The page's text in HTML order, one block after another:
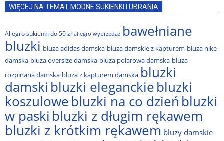
WIĘCEJ NA TEMAT MODNE SUKIENKI I UBRANIA
Allegro sukienki do 50 zł allegro wyprzedaż bawełniane
bluzki bluza adidas damska bluza damskie z kapturem bluza nike
damska bluza oversize damska bluza polarowa damska bluza
rozpinana damska bluza z kapturem damska bluzki
damski bluzki eleganckie bluzki
koszulowe bluzki na co dzień bluzki
w paski bluzki z długim rękawem
bluzki z krótkim rękawem bluzy damskie